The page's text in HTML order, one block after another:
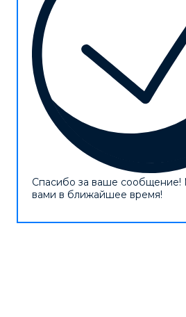
Спасибо за ваше
вами в ближайшее время!